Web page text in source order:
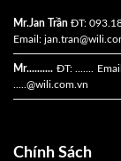
Mr.Jan Trần ĐT:
Email:
Mr.......... ĐT: .......
.....@wili.com.vn
Chính Sách